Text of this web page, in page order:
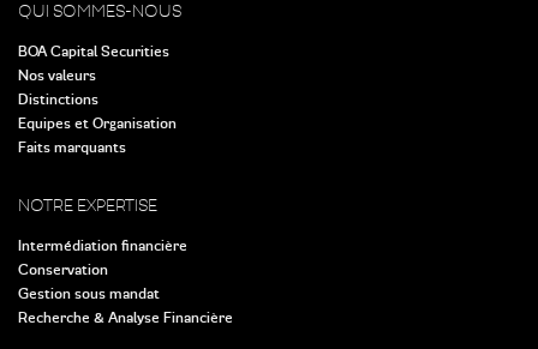
QUI SOMMES-NOUS
BOA Capital Securities
Nos valeurs
Distinctions
Equipes et Organisation
Faits marquants
NOTRE EXPERTISE
Intermédiation financière
Conservation
Gestion sous mandat
Recherche & Analyse Financière